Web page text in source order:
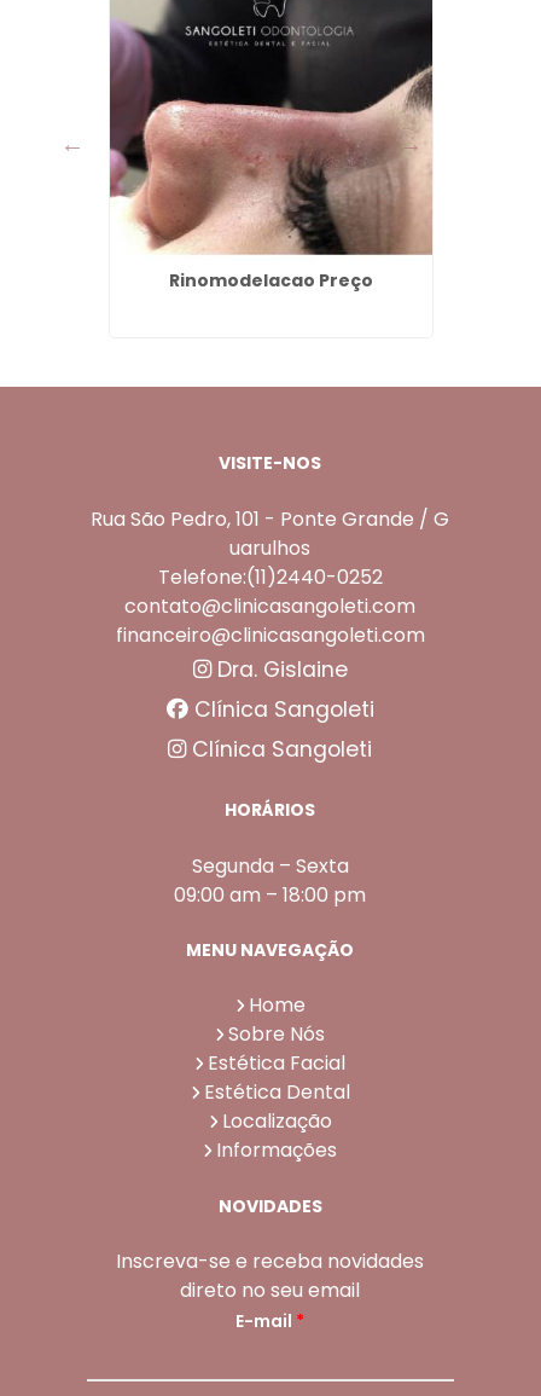
Rinomodelacao Preço
VISITE-NOS
Rua São Pedro, 101 - Ponte Grande / G
uarulhos
Telefone:(11)2440-0252
contato@clinicasangoleti.com
financeiro@clinicasangoleti.com
Dra. Gislaine
Clínica Sangoleti
Clínica Sangoleti
HORÁRIOS
Segunda – Sexta
09:00 am – 18:00 pm
MENU NAVEGAÇÃO
Home
Sobre Nós
Estética Facial
Estética Dental
Localização
Informações
NOVIDADES
Inscreva-se e receba novidades
direto no seu email
E-mail *